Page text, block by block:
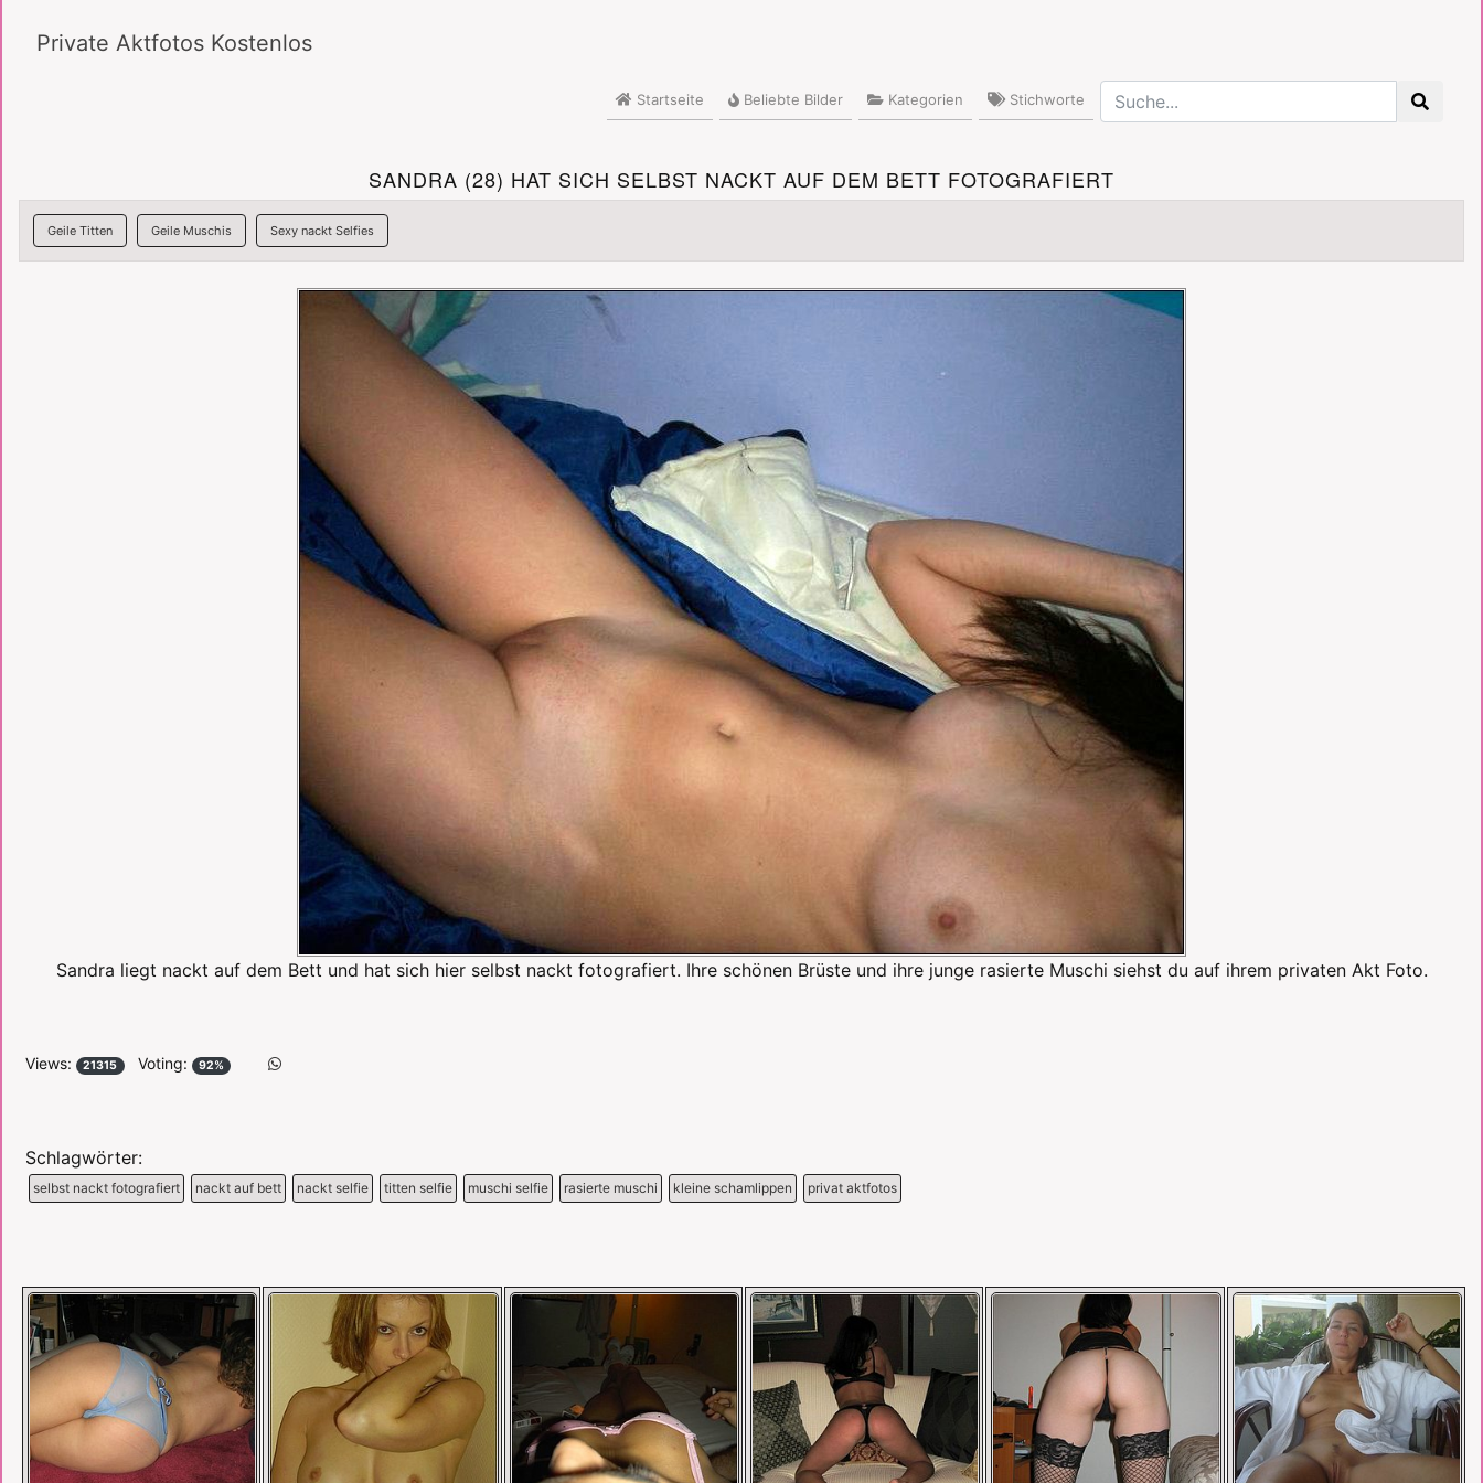
Private Aktfotos Kostenlos
Startseite Beliebte Bilder Kategorien Stichworte
SANDRA (28) HAT SICH SELBST NACKT AUF DEM BETT FOTOGRAFIERT
Geile Titten Geile Muschis Sexy nackt Selfies
Sandra liegt nackt auf dem Bett und hat sich hier selbst nackt fotografiert. Ihre schönen Brüste und ihre junge rasierte Muschi siehst du auf ihrem privaten Akt Foto.
Views: 21315 Voting: 92%
Schlagwörter:
selbst nackt fotografiert nackt auf bett nackt selfie titten selfie muschi selfie rasierte muschi kleine schamlippen privat aktfotos